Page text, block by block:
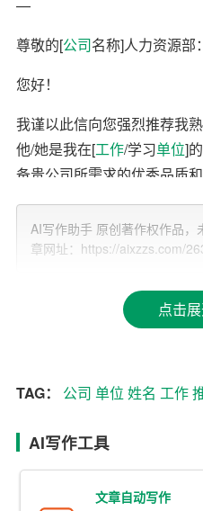
—
尊敬的[公司名称]人力资源部：
您好！
我谨以此信向您强烈推荐我
他/她是我在[工作/学习单位]
备贵公司所需求的优秀品质
名称]这一岗位。
一、个人背景
称]，在校期间，他/她表现
力。毕业后，他/她在[工作
二、专业技能
1. 业务能力：[被推荐人姓名]
参与各项工作，展现出较强
AI写作助手 原创著作权作品
章网址：https://aixzzs.com/
点击
TAG： 公司 单位 姓名 工作
AI写作工具
文章自动写作